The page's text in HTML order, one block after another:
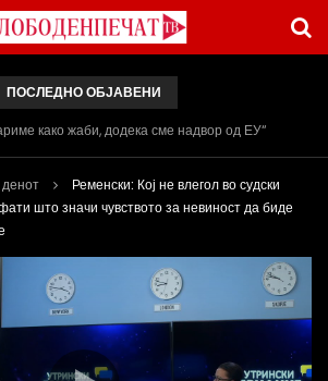
ПОСЛЕДНО ОБЈАВЕНИ
како жаби, додека сме надвор од ЕУ“
Ременски: Кој не влегол во судски
што значи чувството за невиност да биде